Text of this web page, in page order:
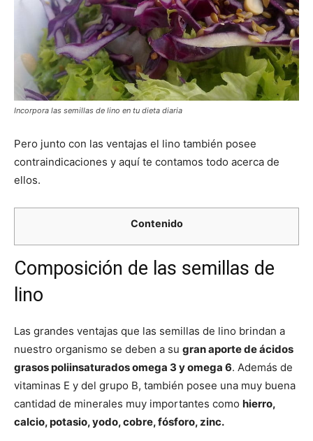
Incorpora las semillas de lino en tu dieta diaria
Pero junto con las ventajas el lino también posee
contraindicaciones y aquí te contamos todo acerca de
ellos.
Contenido
Composición de las semillas de
lino
Las grandes ventajas que las semillas de lino brindan a
nuestro organismo se deben a su gran aporte de ácidos
grasos poliinsaturados omega 3 y omega 6. Además de
vitaminas E y del grupo B, también posee una muy buena
cantidad de minerales muy importantes como hierro,
calcio, potasio, yodo, cobre, fósforo, zinc.